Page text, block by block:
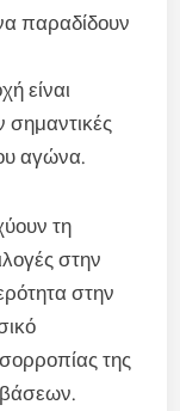
παραδίδουν
είναι
αγώνα.
τη
στην
στην
της